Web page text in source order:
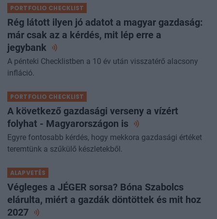
PORTFOLIO CHECKLIST
Rég látott ilyen jó adatot a magyar gazdaság:
már csak az a kérdés, mit lép erre a
jegybank
A pénteki Checklistben a 10 év után visszatérő alacsony
infláció.
PORTFOLIO CHECKLIST
A következő gazdasági verseny a vízért
folyhat - Magyarországon is
Egyre fontosabb kérdés, hogy mekkora gazdasági értéket
teremtünk a szűkülő készletekből.
ALAPVETÉS
Végleges a JÉGER sorsa? Bóna Szabolcs
elárulta, miért a gazdák döntöttek és mit hoz
2027